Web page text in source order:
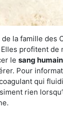
la famille des
profitent
le sang humain
Pour
qui
rien